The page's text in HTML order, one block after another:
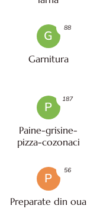
G
Garnitura
88
P
Paine-grisine-
pizza-cozonaci
187
P
Preparate din oua
56